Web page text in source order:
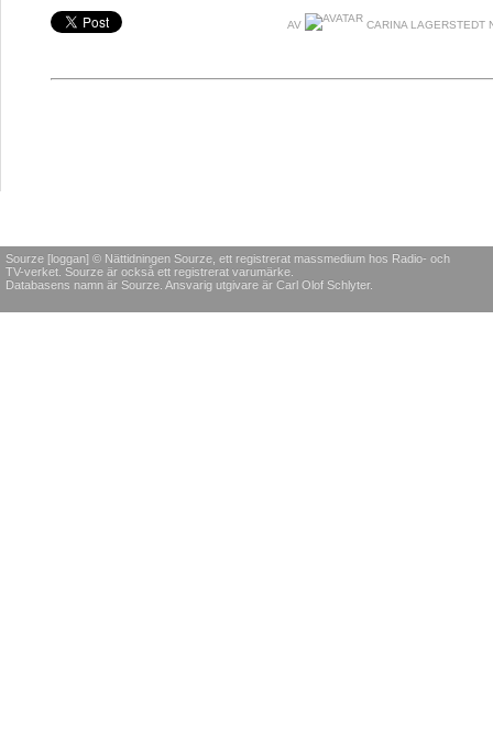
AV CARINA LAGERSTEDT
Sourze [loggan] © Nättidningen Sourze, ett registrerat massmedium hos Radio- och
TV-verket. Sourze är också ett registrerat varumärke.
Databasens namn är Sourze. Ansvarig utgivare är Carl Olof Schlyter.